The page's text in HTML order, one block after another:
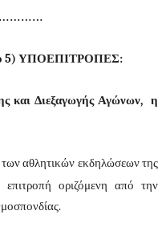
5) ΥΠΟΕΠΙΤΡΟΠΕΣ:
και Διεξαγωγής Αγώνων, η
των αθλητικών εκδηλώσεων της
οριζόμενη από την